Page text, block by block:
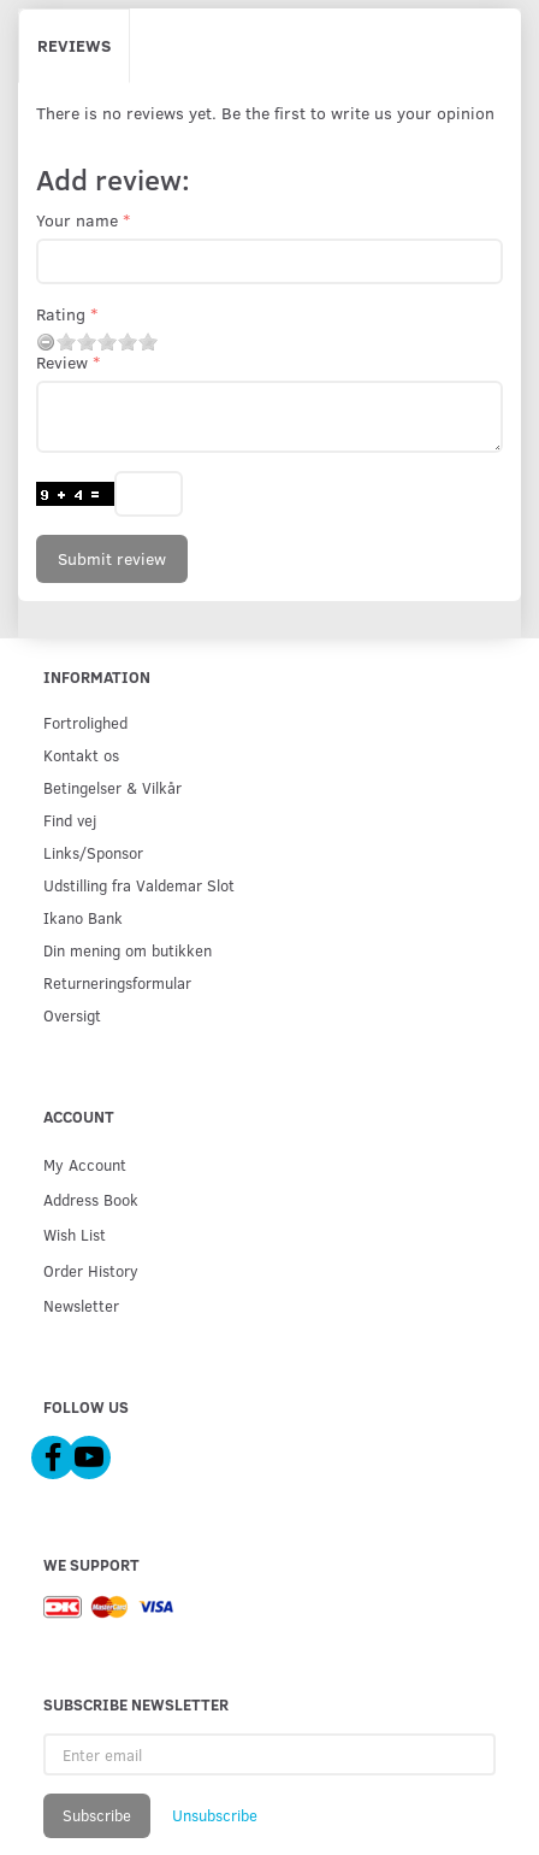
REVIEWS
There is no reviews yet. Be the first to write us your opinion
Add review:
Your name
Rating
Review
Submit review
INFORMATION
Fortrolighed
Kontakt os
Betingelser & Vilkår
Find vej
Links/Sponsor
Udstilling fra Valdemar Slot
Ikano Bank
Din mening om butikken
Returneringsformular
Oversigt
ACCOUNT
My Account
Address Book
Wish List
Order History
Newsletter
FOLLOW US
WE SUPPORT
SUBSCRIBE NEWSLETTER
email
Subscribe Unsubscribe